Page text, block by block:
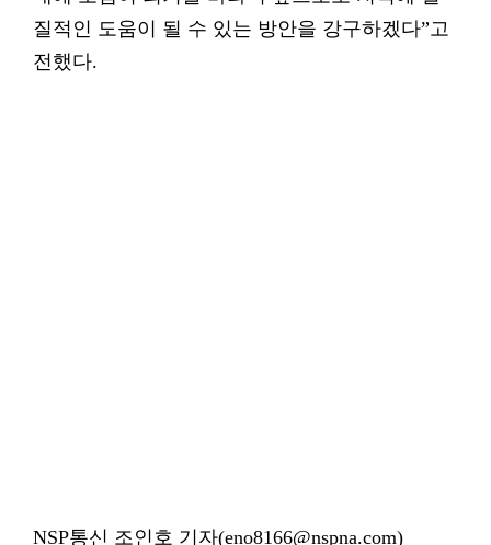
질적인 도움이 될 수 있는 방안을 강구하겠다”고
전했다.
NSP통신 조인호 기자(eno8166@nspna.com)